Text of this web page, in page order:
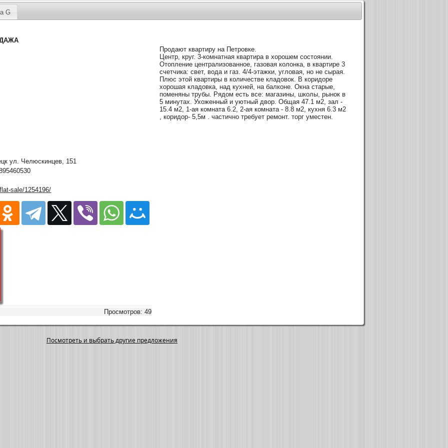
G
ул. Челюскинцев, 151
sale/1254196/
Просмотров: 49
Продают квартиру на Петровке.
Центр, круг. 3-комнатная квартира в хорошем состоянии.
Отопление централизованное, газовая колонка, в квартире 3
счетчика: свет, вода и газ. 4/4-этажки, угловая, но не сырая.
Плюс этой квартиры в количестве кладовок. В коридоре
хорошая кладовка, над кухней, на балконе. Окна старые,
поменяны трубы. Рядом есть все: магазины, школы, рынок в
5 минутах. Ухоженный и уютный двор. Общая 47.1 м2, зал -
15.4 м2, 1-ая комната 6.2, 2-ая комната - 8.8 м2, кухня 6.3 м2
, коридор- 5,5м . частично требует ремонт. торг уместен.
Посмотреть и выбрать другие предложения